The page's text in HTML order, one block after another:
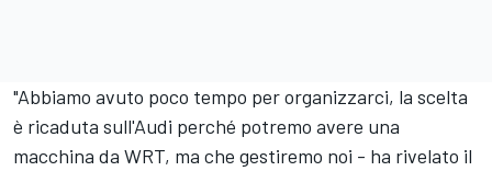
"Abbiamo avuto poco tempo per organizzarci, la scelta
è ricaduta sull'Audi perché potremo avere una
macchina da WRT, ma che gestiremo noi - ha rivelato il